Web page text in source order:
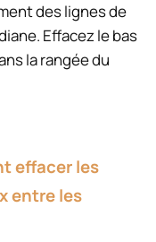
des lignes de
Effacez le bas
la rangée du
effacer les
entre les